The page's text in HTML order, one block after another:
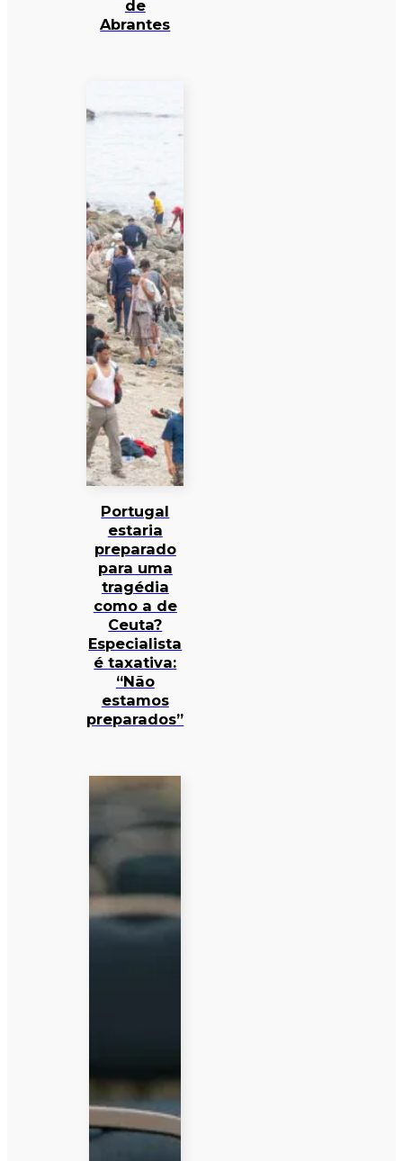
de
Abrantes
Portugal
estaria
preparado
para uma
tragédia
como a de
Ceuta?
Especialista
é taxativa:
“Não
estamos
preparados”